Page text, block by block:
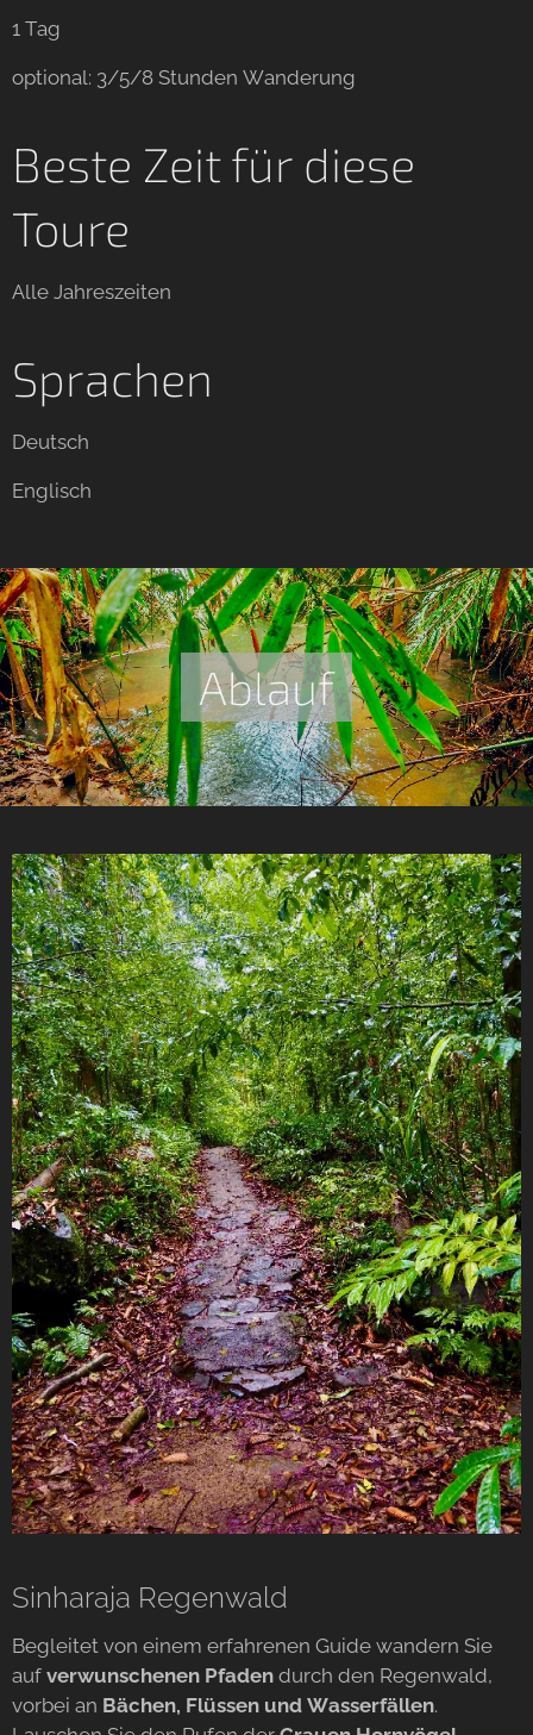
1 Tag
optional: 3/5/8 Stunden Wanderung
Beste Zeit für diese
Toure
Alle Jahreszeiten
Sprachen
Deutsch
Englisch
Ablauf
Sinharaja Regenwald
Begleitet von einem erfahrenen Guide wandern Sie
auf verwunschenen Pfaden durch den Regenwald,
vorbei an Bächen, Flüssen und Wasserfällen.